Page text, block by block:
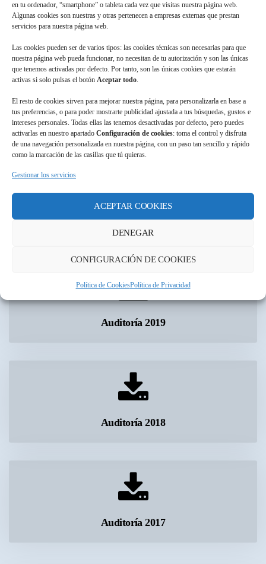
en tu ordenador, “smartphone” o tableta cada vez que visitas nuestra página web.
Algunas cookies son nuestras y otras pertenecen a empresas externas que prestan
ervicios para nuestra página web.
Las cookies pueden ser de varios tipos: las cookies técnicas son necesarias para que
nuestra página web pueda funcionar, no necesitan de tu autorización y son las únicas
que tenemos activadas por defecto. Por tanto, son las únicas cookies que estarán
activas si solo pulsas el botón Aceptar todo
El resto de cookies sirven para mejorar nuestra página, para personalizarla en base a
tus preferencias, o para poder mostrarte publicidad ajustada a tus búsquedas, gustos e
intereses personales. Todas ellas las tenemos desactivadas por defecto, pero puedes
activarlas en nuestro apartado Configuración de cookie: toma el control y disfruta
de una navegación personalizada en nuestra página, con un paso tan sencillo y rápido
como la marcación de las casillas que tú quieras.
Gestionar los servicio
ACEPTAR COOKIES
DENEGAR
CONFIGURACIÓN DE COOKIES
Política de CookiePolítica de Privacidad
Auditoría 2022
Auditoría 2021
Auditoría 2020
Auditoría 2019
Auditoría 2018
Auditoría 2017